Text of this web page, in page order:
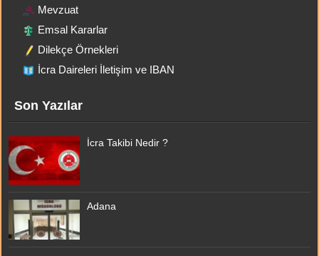
Mevzuat
Emsal Kararlar
Dilekçe Örnekleri
İcra Daireleri İletişim ve IBAN
Son Yazılar
İcra Takibi Nedir ?
Adana